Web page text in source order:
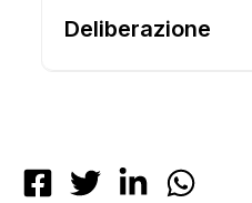
Deliberazione